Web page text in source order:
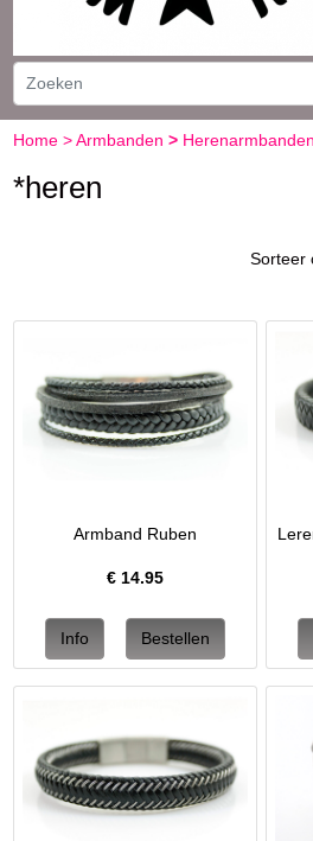
Home >Armbanden > Herenarmbanden
*heren
Sorteer
Armband Ruben
€ 14.95